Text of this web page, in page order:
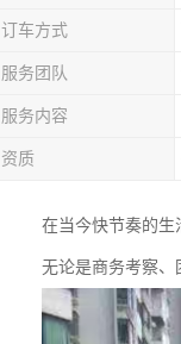
订车方式
服务团队
服务内容
资质
在当今快节奏的生
无论是商务考察、